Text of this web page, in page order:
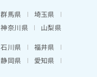
群馬県
埼玉県
神奈川県
山梨県
石川県
福井県
静岡県
愛知県